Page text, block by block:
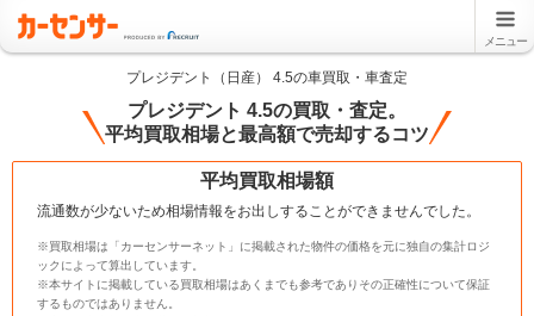
メニュー
プレジデント（日産） 4.5の車買取・車査定
プレジデント 4.5の買取・査定。
平均買取相場と最高額で売却するコツ
平均買取相場額
流通数が少ないため相場情報をお出しすることができませんでした。
※買取相場は「カーセンサーネット」に掲載された物件の価格を元に独自の集計ロジ
ックによって算出しています。
※本サイトに掲載している買取相場はあくまでも参考でありその正確性について保証
するものではありません。